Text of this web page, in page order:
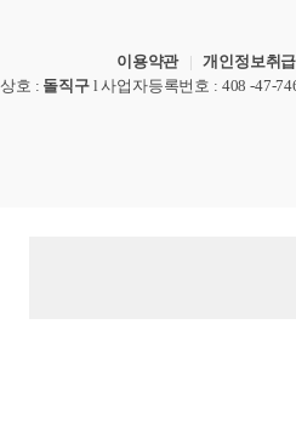
이용약관 |개인정보취
상호 : 돌직구 l사업자등록번호 : 408 -47-